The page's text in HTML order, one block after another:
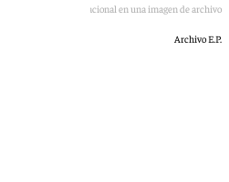
Agente de la Policía Nacional en una imagen de archivo
Archivo E.P.